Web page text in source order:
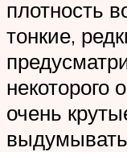
плотность
тонкие,
очень